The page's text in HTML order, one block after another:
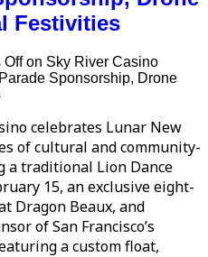
Festivities
Offon Sky River Casino
Sponsorship, Drone
celebrates Lunar New
of cultural and community-
a traditional Lion Dance
15, an exclusive eight-
Dragon Beaux, and
of San Francisco’s
a custom float,